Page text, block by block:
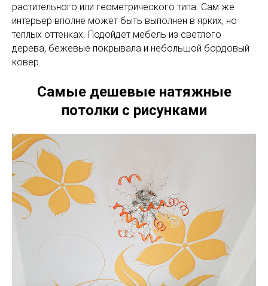
растительного или геометрического типа. Сам же
интерьер вполне может быть выполнен в ярких, но
теплых оттенках. Подойдет мебель из светлого
дерева, бежевые покрывала и небольшой бордовый
ковер.
Самые дешевые натяжные
потолки с рисунками